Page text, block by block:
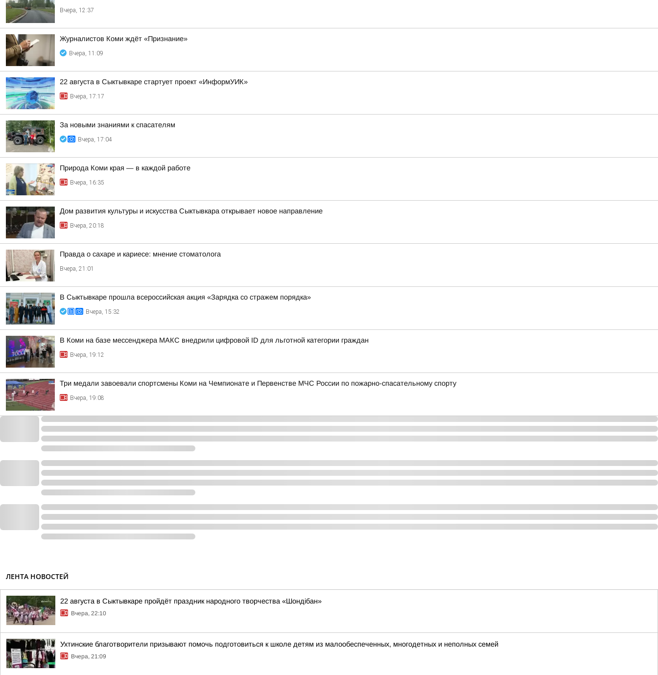
Вчера, 12:37
Журналистов Коми ждёт «Признание»
Вчера, 11:09
22 августа в Сыктывкаре стартует проект «ИнформУИК»
Вчера, 17:17
За новыми знаниями к спасателям
Вчера, 17:04
Природа Коми края — в каждой работе
Вчера, 16:35
Дом развития культуры и искусства Сыктывкара открывает новое направление
Вчера, 20:18
Правда о сахаре и кариесе: мнение стоматолога
Вчера, 21:01
В Сыктывкаре прошла всероссийская акция «Зарядка со стражем порядка»
Вчера, 15:32
В Коми на базе мессенджера МАКС внедрили цифровой ID для льготной категории граждан
Вчера, 19:12
Три медали завоевали спортсмены Коми на Чемпионате и Первенстве МЧС России по пожарно-спасательному спорту
Вчера, 19:08
ЛЕНТА НОВОСТЕЙ
22 августа в Сыктывкаре пройдёт праздник народного творчества «Шондібан»
Вчера, 22:10
Ухтинские благотворители призывают помочь подготовиться к школе детям из малообеспеченных, многодетных и неполных семей
Вчера, 21:09